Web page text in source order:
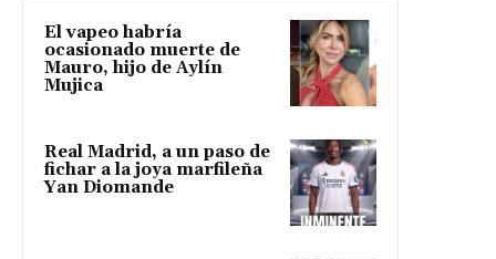
El vapeo habría
ocasionado muerte de
Mauro, hijo de Aylín
Mujica
Real Madrid, a un paso de
fichar a la joya marfileña
Yan Diomande